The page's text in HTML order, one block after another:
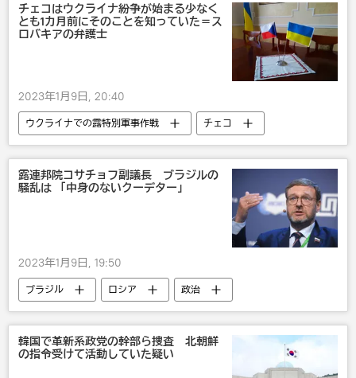
チェコはウクライナ紛争が始まる少なく
とも1カ月前にそのことを知っていた＝ス
ロバキアの弁護士
2023年1月9日, 20:40
ウクライナでの露特別軍事作戦
チェコ
ウクライナ
露連邦院コサチョフ副議長 ブラジルの
騒乱は 「中身のないクーデター」
2023年1月9日, 19:50
ブラジル ロシア 政治
韓国で革新系政党の幹部ら捜査 北朝鮮
の指令受けて活動していた疑い